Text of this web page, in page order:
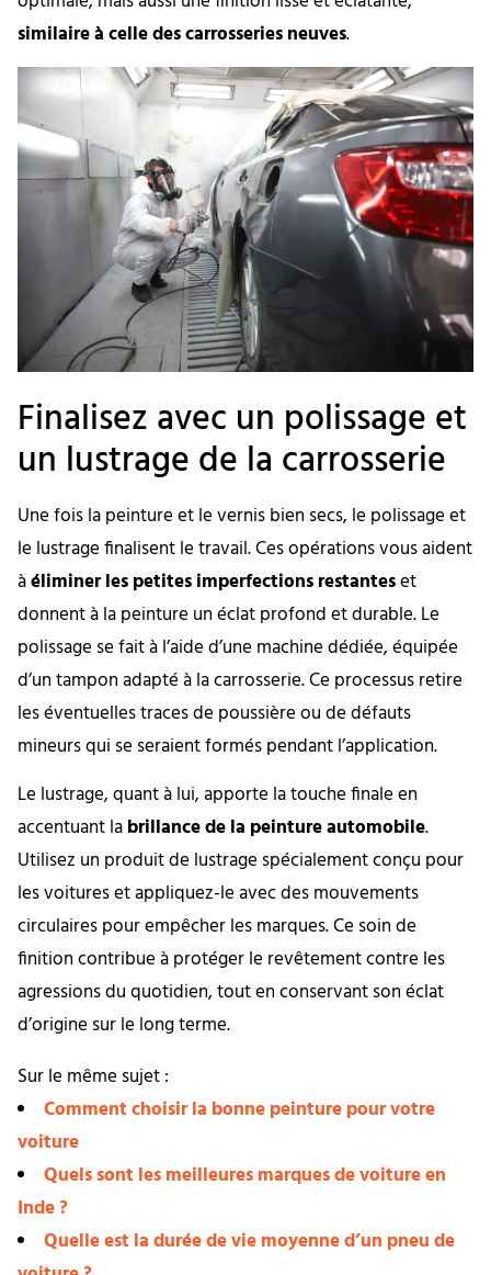
similaire à celle des carrosseries neuves.
Finalisez avec un polissage et
un lustrage de la carrosserie
Une fois la peinture et le vernis bien secs, le polissage et
le lustrage finalisent le travail. Ces opérations vous aident
àéliminer les petites imperfections restanteset
donnent à la peinture un éclat profond et durable. Le
polissage se fait à l’aide d’une machine dédiée, équipée
d’un tampon adapté à la carrosserie. Ce processus retire
les éventuelles traces de poussière ou de défauts
mineurs qui se seraient formés pendant l’application.
Le lustrage, quant à lui, apporte la touche finale en
accentuant labrillance de la peinture automobile.
Utilisez un produit de lustrage spécialement conçu pour
les voitures et appliquez-le avec des mouvements
circulaires pour empêcher les marques. Ce soin de
finition contribue à protéger le revêtement contre les
agressions du quotidien, tout en conservant son éclat
d’origine sur le long terme.
Sur le même sujet :
Comment choisir la bonne peinture pour votre
voiture
Quels sont les meilleures marques de voiture en
Inde ?
Quelle est la durée de vie moyenne d’un pneu de